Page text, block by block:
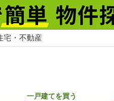
宅・不動産
一戸建てを買う